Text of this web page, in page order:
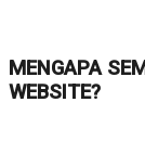
MENGAPA
WEBSITE?